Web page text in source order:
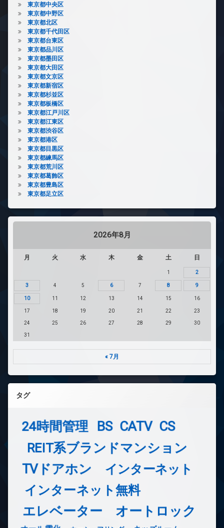
東京都中央区
東京都中野区
東京都北区
東京都千代田区
東京都台東区
東京都品川区
東京都墨田区
東京都大田区
東京都文京区
東京都新宿区
東京都杉並区
東京都板橋区
東京都江戸川区
東京都江東区
東京都渋谷区
東京都港区
東京都目黒区
東京都練馬区
東京都荒川区
東京都葛飾区
東京都豊島区
東京都足立区
2026年8月
月 火 水 木 金 土 日
1 2
3 4 5 6 7 8 9
10 11 12 13 14 15 16
17 18 19 20 21 22 23
24 25 26 27 28 29 30
31
« 7月
タグ
24時間管理 BS CATV CS
REIT系ブランドマンション
TVドアホン インターネット
インターネット無料
エレベーター オートロック